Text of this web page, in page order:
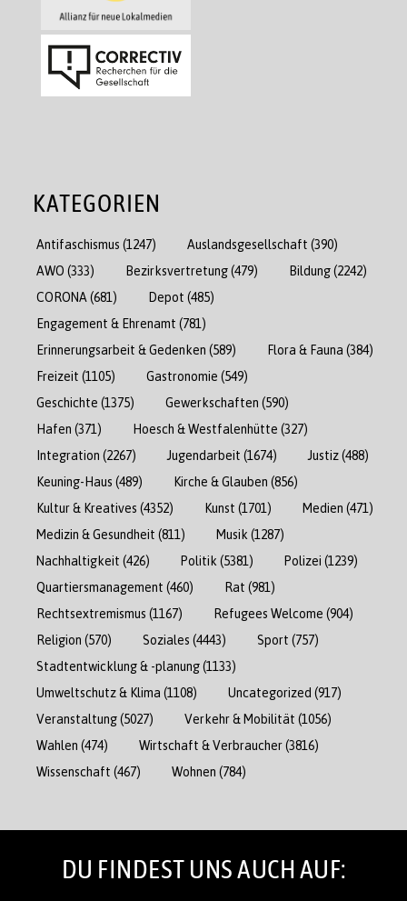
KATEGORIEN
Antifaschismus (1247) Auslandsgesellschaft (390)
AWO (333) Bezirksvertretung(479) Bildung(2242)
CORONA (681) Depot (485)
Engagement & Ehrenamt (781)
Erinnerungsarbeit & Gedenken (589) Flora & Fauna (384)
Freizeit (1105) Gastronomie (549)
Geschichte (1375) Gewerkschaften (590)
Hafen (371) Hoesch & Westfalenhütte (327)
Integration (2267) Jugendarbeit (1674) Justiz(488)
Keuning-Haus (489) Kirche & Glauben (856)
Kultur & Kreatives (4352) Kunst (1701) Medien (471)
Medizin & Gesundheit (811) Musik (1287)
Nachhaltigkeit (426) Politik (5381) Polizei (1239)
Quartiersmanagement (460) Rat (981)
Rechtsextremismus (1167) Refugees Welcome (904)
Religion (570) Soziales (4443) Sport (757)
Stadtentwicklung & -planung(1133)
Umweltschutz & Klima (1108) Uncategorized (917)
Veranstaltung(5027) Verkehr & Mobilität (1056)
Wahlen (474) Wirtschaft & Verbraucher(3816)
Wissenschaft (467) Wohnen (784)
DU FINDEST UNS AUCH AUF: